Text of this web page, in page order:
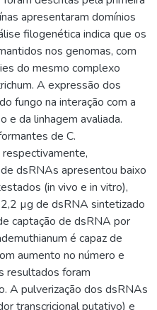
apresentaram domínios
filogenética indica que os
nos genomas, com
do mesmo complexo
A expressão dos
fungo na interação com a
e da linhagem avaliada.
de C.
respectivamente,
dsRNAs apresentou baixo
(in vivo e in vitro),
µg de dsRNA sintetizado
captação de dsRNA por
é capaz de
aumento no número e
resultados foram
A pulverização dos dsRNAs
transcricional putativo) e